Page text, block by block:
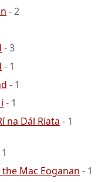
- 2
- 3
- 1
- 1
- 1
na Dál Riata - 1
Mac Eoganan - 1